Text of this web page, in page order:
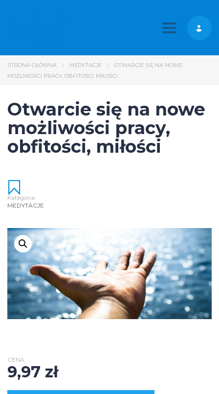
Toggle
STRONA GŁÓWNA MEDYTACJE
OTWARCIE SIĘ NA NOWE
MOŻLIWOŚCI PRACY, OBFITOŚCI, MIŁOŚCI
Otwarcie się na nowe
możliwości pracy,
obfitości, miłości
Kategoria:
MEDYTACJE
CENA
9,97 zł